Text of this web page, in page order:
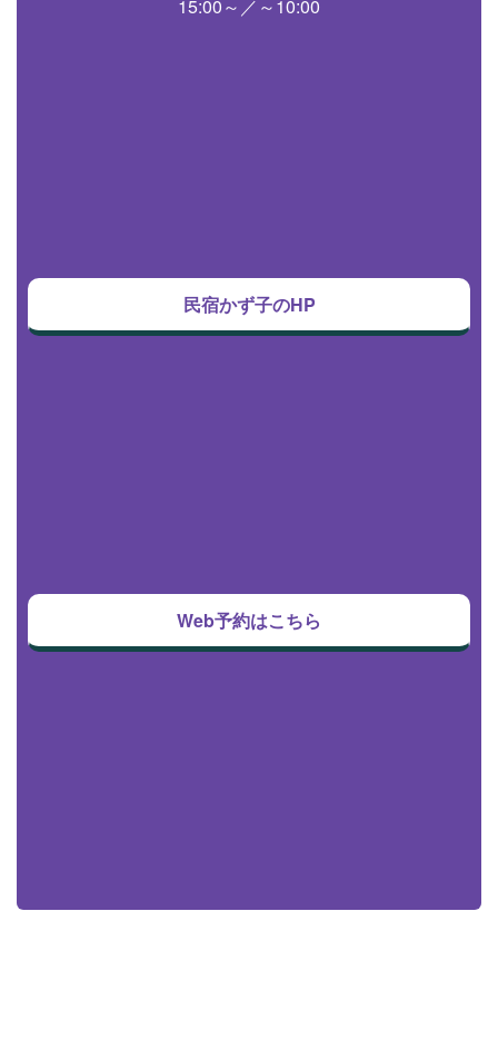
15:00～／～10:00
民宿かず子のHP
Web予約はこちら